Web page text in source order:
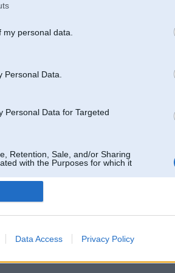
my personal data.
Personal Data.
Personal Data for Targeted
Retention, Sale, and/or Sharing
with the Purposes for which it
Data Access Privacy Policy